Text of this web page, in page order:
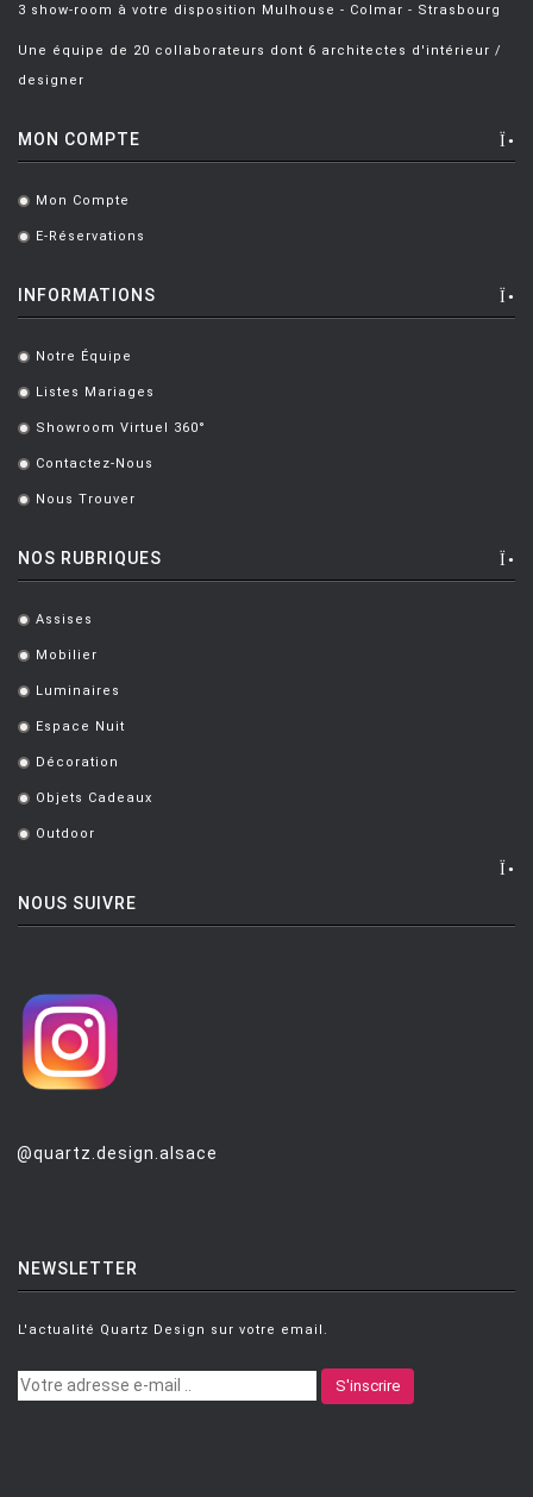
3 show-room à votre disposition Mulhouse - Colmar - Strasbourg
Une équipe de 20 collaborateurs dont 6 architectes d'intérieur /
designer
MON COMPTE
. Mon Compte
. E-Réservations
INFORMATIONS
. Notre Équipe
. Listes Mariages
. Showroom Virtuel 360°
. Contactez-Nous
. Nous Trouver
NOS RUBRIQUES
. Assises
. Mobilier
. Luminaires
. Espace Nuit
. Décoration
. Objets Cadeaux
. Outdoor
NOUS SUIVRE
@quartz.design.alsace
NEWSLETTER
L'actualité Quartz Design sur votre email.
S'inscrire